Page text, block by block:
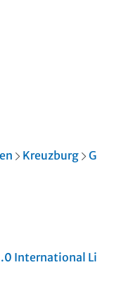
Kreuzburg
G
International Li